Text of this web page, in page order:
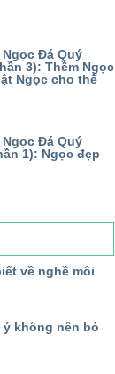
Đá Quý
3): Thềm Ngọc
Ngọc cho thế
Đá Quý
1): Ngọc đẹp
về nghề môi
không nên bỏ